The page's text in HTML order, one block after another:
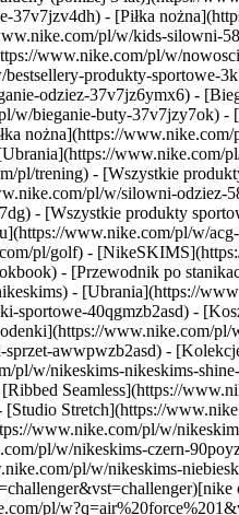
- [Piłka
pl/w/kids-silowni-
www.nike.com/pl/w/
produkty-
odziez-37v7jz6ymx6) -
bieganie-buty-37v7jzy7ok)
nożna](https://
pl/trening) - [Wszystkie
pl/w/silowni-
- [Wszystkie produkty
www.nike.com/pl/w/
pl/golf) -
- [Przewodnik po
- [Ubrania](https://
sportowe-40qgmzb2asd) -
www.nike.com/
awwpwzb2asd) -
w/nikeskims-nikeskims-
Seamless](https://
Stretch](https://
www.nike.com/pl/w/